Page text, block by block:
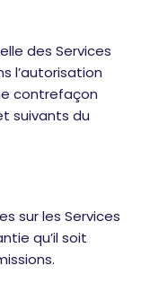
des Services
l’autorisation
contrefaçon
suivants du
sur les Services
qu’il soit